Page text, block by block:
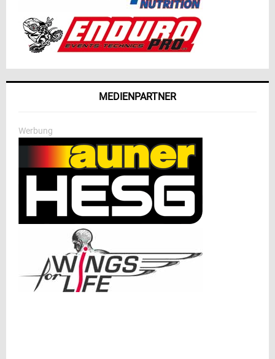
MEDIENPARTNER
Werbung